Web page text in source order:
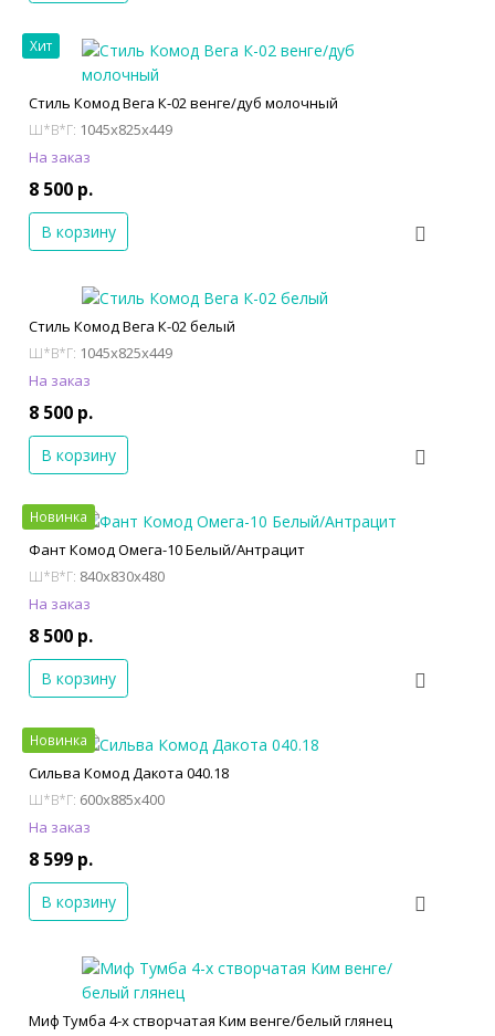
Хит
Стиль Комод Вега К-02 венге/дуб молочный
Ш*В*Г: 1045x825x449
На заказ
8 500 р.
В корзину
Стиль Комод Вега К-02 белый
Ш*В*Г: 1045x825x449
На заказ
8 500 р.
В корзину
Новинка
Фант Комод Омега-10 Белый/Антрацит
Ш*В*Г: 840x830x480
На заказ
8 500 р.
В корзину
Новинка
Сильва Комод Дакота 040.18
Ш*В*Г: 600x885x400
На заказ
8 599 р.
В корзину
Миф Тумба 4-х створчатая Ким венге/белый глянец